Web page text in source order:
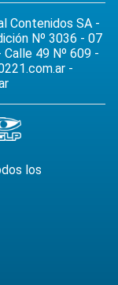
Contenidos SA -
Nº 3036 - 07
49 Nº 609 -
-
los